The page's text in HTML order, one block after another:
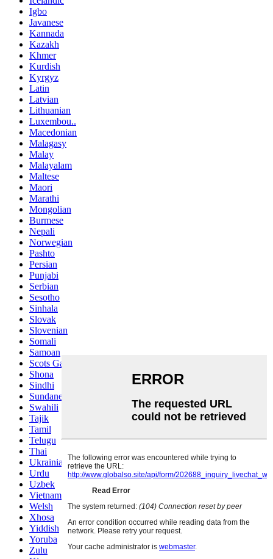
Igbo
Javanese
Kannada
Kazakh
Khmer
Kurdish
Kyrgyz
Latin
Latvian
Lithuanian
Luxembou..
Macedonian
Malagasy
Malay
Malayalam
Maltese
Maori
Marathi
Mongolian
Burmese
Nepali
Norwegian
Pashto
Persian
Punjabi
Serbian
Sesotho
Sinhala
Slovak
Slovenian
Somali
Samoan
Scots Gaelic
Shona
Sindhi
Sundanese
Swahili
Tajik
Tamil
Telugu
Thai
Ukrainian
Urdu
Uzbek
Vietnamese
Welsh
Xhosa
Yiddish
Yoruba
Zulu